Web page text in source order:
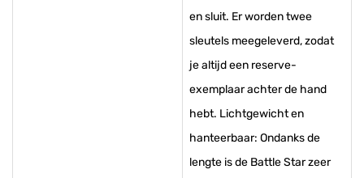
en sluit. Er worden twee
sleutels meegeleverd, zodat
je altijd een reserve-
exemplaar achter de hand
hebt. Lichtgewicht en
hanteerbaar: Ondanks de
lengte is de Battle Star zeer